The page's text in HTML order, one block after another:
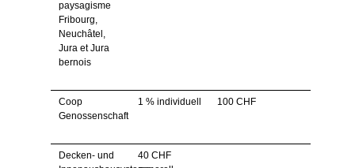
paysagisme
Fribourg,
Neuchâtel,
Jura et Jura
bernois
Coop
Genossenschaft
1 % individuell 100 CHF
Decken- und
40 CHF